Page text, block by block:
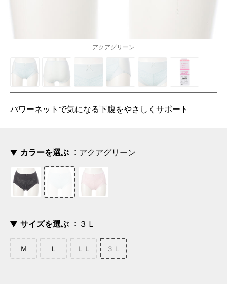
アクアグリーン
パワーネットで気になる下腹をやさしくサポート
カラーを選ぶ アクアグリーン
サイズを選ぶ ３Ｌ
Ｍ Ｌ ＬＬ ３Ｌ